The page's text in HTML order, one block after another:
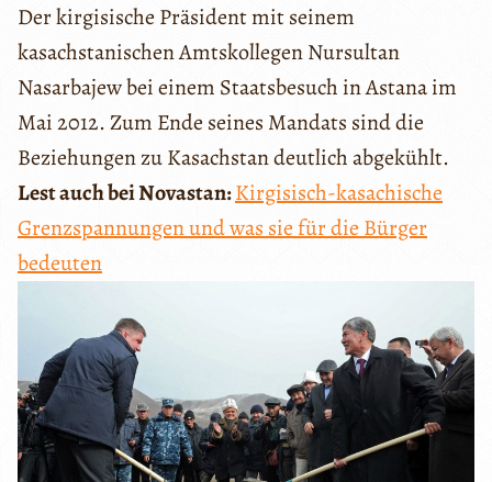
Der kirgisische Präsident mit seinem
kasachstanischen Amtskollegen Nursultan
Nasarbajew bei einem Staatsbesuch in Astana im
Mai 2012. Zum Ende seines Mandats sind die
Beziehungen zu Kasachstan deutlich abgekühlt.
Lest auch bei Novastan:Kirgisisch-kasachische
Grenzspannungen und was sie für die Bürger
bedeuten